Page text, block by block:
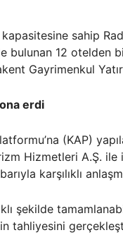
sahip
bulunan 12 otelden
Gayrimenkul
erdi
(KAP)
Hizmetleri A.Ş.
karşılıklı
şekilde
tahliyesini